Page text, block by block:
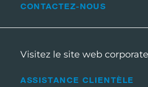
ASSISTANCE CLIENTÈLE
CONTACTEZ-NOUS
Visitez le site web